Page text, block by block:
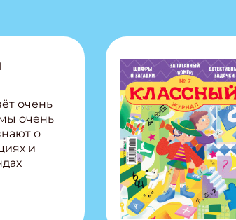
очень
очень
о
и
и